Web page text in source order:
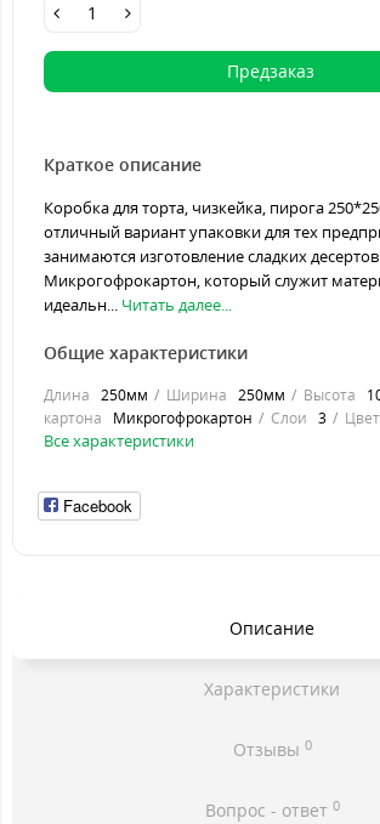
Предзаказ
Краткое описание
Коробка для торта, чизкейка, пирога
отличный вариант упаковки для тех
занимаются изготовление сладких
Микрогофрокартон, который служит
идеальн... Читать далее...
Общие характеристики
Длина 250мм Ширина 250мм Высота
картона
Микрогофрокартон Слои 3 Цвет
Все характеристики
Facebook
Описание
Характеристики
Отзывы 0
Вопрос - ответ 0